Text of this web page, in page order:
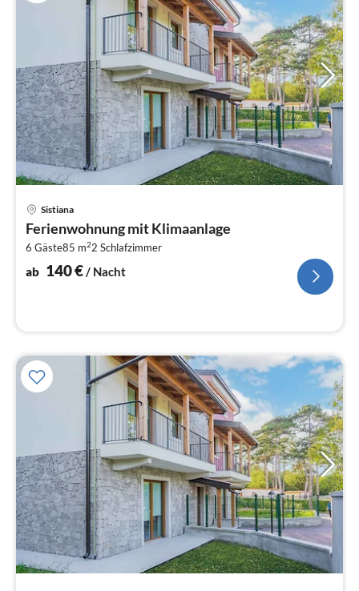
Sistiana
Ferienwohnung mit Klimaanlage
6 Gäste85 m22 Schlafzimmer
ab 140€ / Nacht